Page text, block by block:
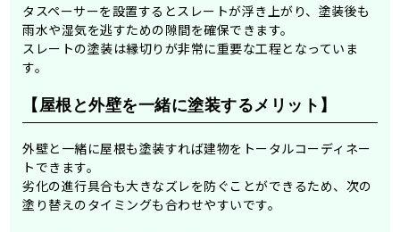
タスペーサーを設置するとスレートが浮き上がり、塗装後も
雨水や湿気を逃すための隙間を確保できます。
スレートの塗装は縁切りが非常に重要な工程となっていま
す。
【屋根と外壁を一緒に塗装するメリット】
外壁と一緒に屋根も塗装すれば建物をトータルコーディネー
トできます。
劣化の進行具合も大きなズレを防ぐことができるため、次の
塗り替えのタイミングも合わせやすいです。